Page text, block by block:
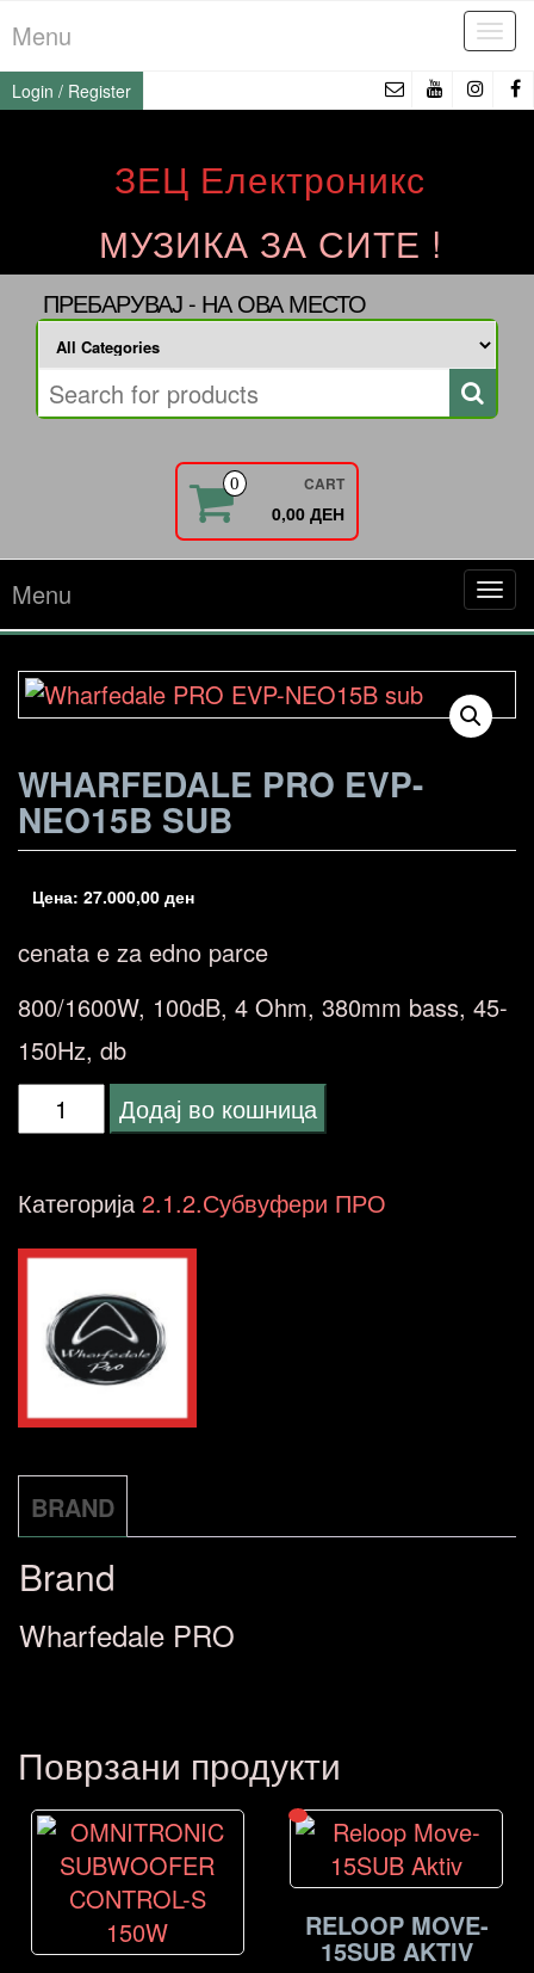
to
the
content
Menu
Login / Register
ЗЕЦ Електроникс
МУЗИКА ЗА СИТЕ !
ПРЕБАРУВАЈ - НА ОВА МЕСТО
0 CART
0,00 ДЕН
Menu
WHARFEDALE PRO EVP-
NEO15B SUB
Цена: 27.000,00 ден
cenata e za edno parce
800/1600W, 100dB, 4 Ohm, 380mm bass, 45-
150Hz, db
Wharfedale
EVP-
количина
Додај во кошница
Категорија2.1.2.Субвуфери ПРО
BRAND
Brand
Wharfedale PRO
Поврзани продукти
RELOOP MOVE-
15SUB AKTIV